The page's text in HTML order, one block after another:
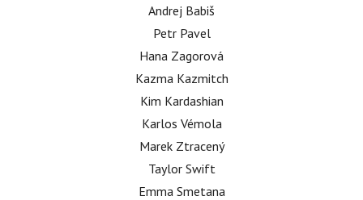
Andrej Babiš
Petr Pavel
Hana Zagorová
Kazma Kazmitch
Kim Kardashian
Karlos Vémola
Marek Ztracený
Taylor Swift
Emma Smetana